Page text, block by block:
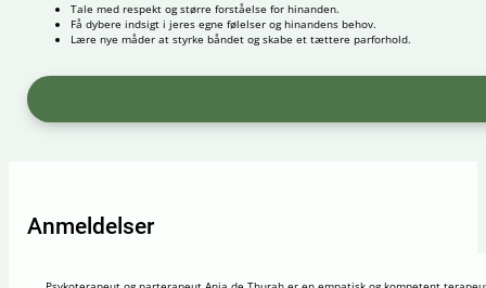
Tale med respekt og større forståelse for hinanden.
Få dybere indsigt i jeres egne følelser og hinandens behov.
Lære nye måder at styrke båndet og skabe et tættere parforhold.
Anmeldelser